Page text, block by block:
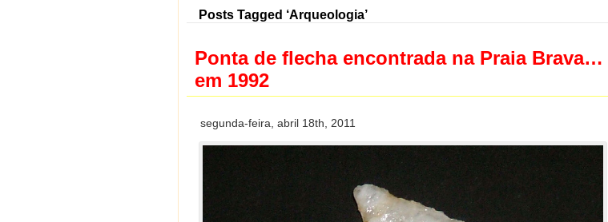
Posts Tagged ‘Arqueologia’
Ponta de flecha encontrada na Praia Brava…
em 1992
segunda-feira, abril 18th, 2011